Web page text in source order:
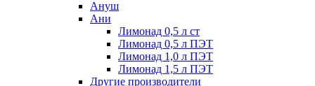
Ануш
Ани
Лимонад 0,5 л ст
Лимонад 0,5 л ПЭТ
Лимонад 1,0 л ПЭТ
Лимонад 1,5 л ПЭТ
Другие производители